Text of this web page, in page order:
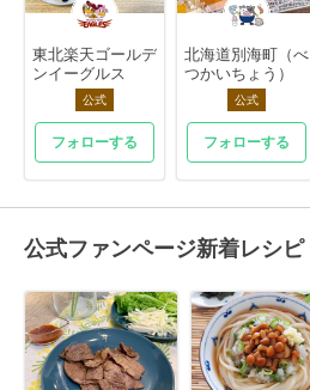
東北楽天ゴールデ
ンイーグルス
公式
フォローする
北海道別海町（べ
つかいちょう）
公式
フォローする
公式ファンページ新着レシピ